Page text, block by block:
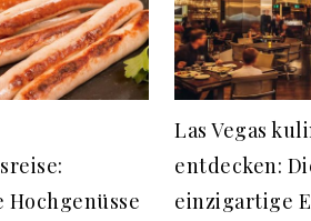
Las Vegas
entdecken:
einzigartige